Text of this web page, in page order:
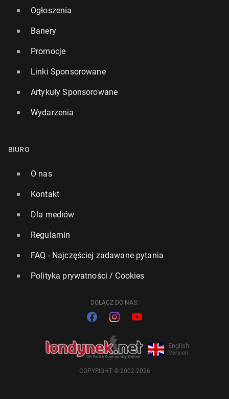
Ogłoszenia
Banery
Promocje
Linki Sponsorowane
Artykuły Sponsorowane
Wydarzenia
BIURO
O nas
Kontakt
Dla mediów
Regulamin
FAQ - Najczęściej zadawane pytania
Polityka prywatności / Cookies
DOŁĄCZ DO NAS:
English
Version
COPYRIGHT © 2002-2026